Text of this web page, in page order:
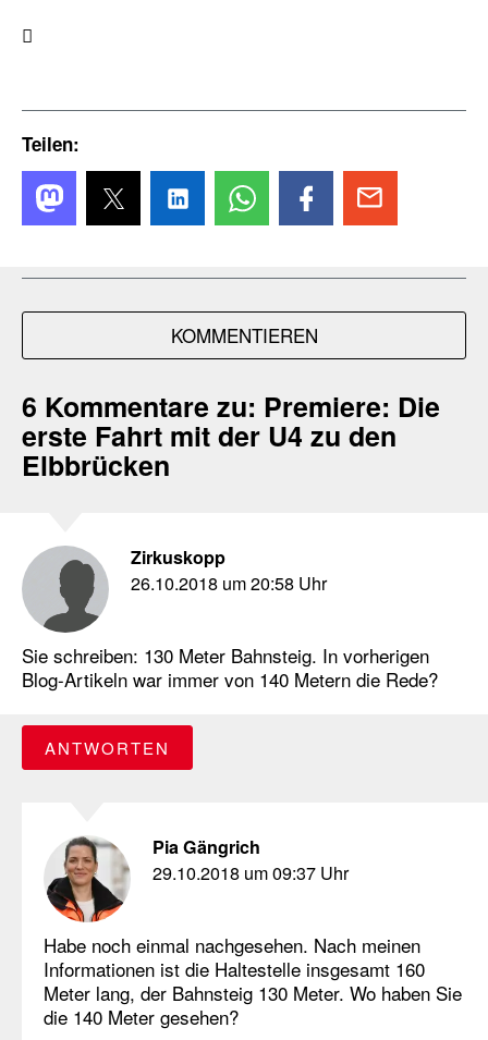

Teilen:
KOMMENTIEREN
6 Kommentare zu: Premiere: Die
erste Fahrt mit der U4 zu den
Elbbrücken
Zirkuskopp
26.10.2018 um 20:58 Uhr
Sie schreiben: 130 Meter Bahnsteig. In vorherigen
Blog-Artikeln war immer von 140 Metern die Rede?
ANTWORTEN
Pia Gängrich
29.10.2018 um 09:37 Uhr
Habe noch einmal nachgesehen. Nach meinen
Informationen ist die Haltestelle insgesamt 160
Meter lang, der Bahnsteig 130 Meter. Wo haben Sie
die 140 Meter gesehen?